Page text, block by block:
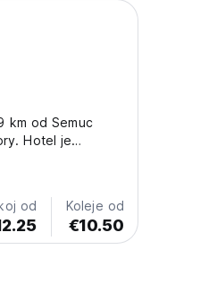
km od Semuc
Hotel je
od Koleje od
€10.50